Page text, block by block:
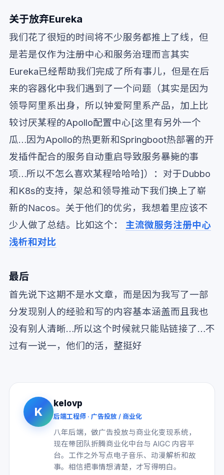
关于放弃Eureka
我们花了很短的时间将不少服务都推上了线，但
是若是仅作为注册中心和服务治理而言其实
Eureka已经帮助我们完成了所有事儿，但是在后
来的容器化中我们遇到了一个问题（其实是因为
领导阿里系出身，所以钟爱阿里系产品，加上比
较讨厌某程的Apollo配置中心[这里有另外一个
瓜…因为Apollo的热更新和Springboot热部署的开
发插件配合的服务自动重启导致服务暴毙的事
项…所以不怎么喜欢某程哈哈哈]）：对于Dubbo
和K8s的支持，架总和领导推动下我们换上了崭
新的Nacos。关于他们的优劣，我想着里应该不
少人做了总结。比如这个： 主流微服务注册中心
浅析和对比
最后
首先说下这期不是水文章，而是因为我写了一部
分发现别人的经验和写的内容基本涵盖而且我也
没有别人清晰…所以这个时候就只能贴链接了…不
过有一说一，他们的活，整挺好
K
kelovp
后端工程师 · 广告投放 / 商业化
八年后端，做广告投放与商业化变现系统，
现在带团队折腾商业化中台与 AIGC 内容平
台。工作之外写点电子音乐、动漫解析和故
事。相信把事情想清楚，才写得明白。